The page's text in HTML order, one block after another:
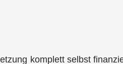
komplett selbst